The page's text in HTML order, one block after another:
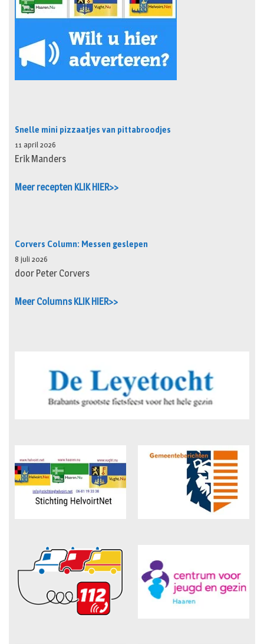
Snelle mini pizzaatjes van pittabroodjes
11 april 2026
Erik Manders
Meer recepten KLIK HIER>>
Corvers Column: Messen geslepen
8 juli 2026
door Peter Corvers
Meer Columns KLIK HIER>>